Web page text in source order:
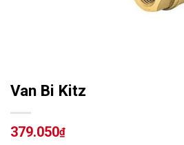
Van Bi Kitz
379.050₫